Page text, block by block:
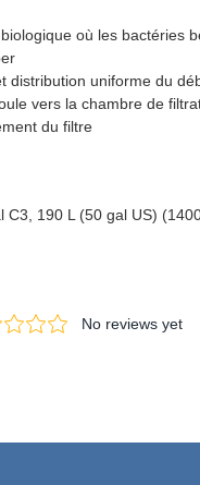
où les bactéries
distribution uniforme du
vers la chambre de
du filtre
C3, 190 L (50 gal US)